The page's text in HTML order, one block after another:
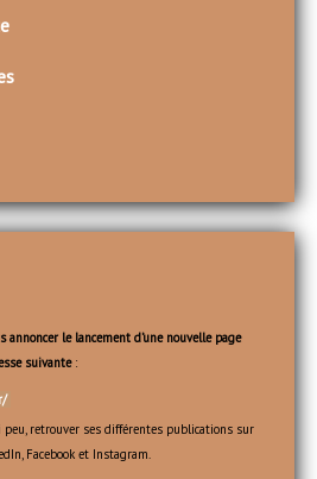
annoncer le lancement d’une nouvelle page
suivante:
peu, retrouver ses différentes publications sur
Facebook et Instagram.